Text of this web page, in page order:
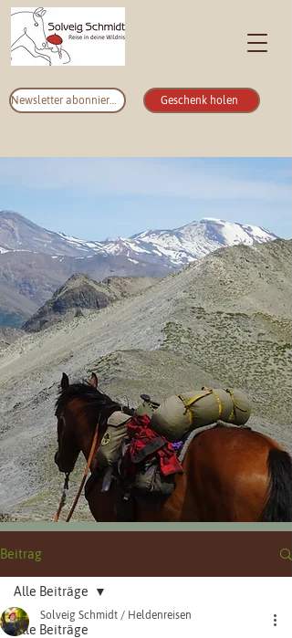
Newsletter abonnieren Geschenk holen
Beitrag
Alle Beiträge
Alle Beiträge
Solveig Schmidt / Heldenreisen